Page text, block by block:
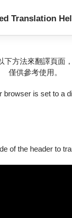
Translation
方法來翻譯頁面
僅供參考使用。
browser is set to a
of the header to
University）
士薩克斯風演奏
Taipei Jazz
重奏〉，2008年
琴演奏。活躍於
秋藝季《搖擺東